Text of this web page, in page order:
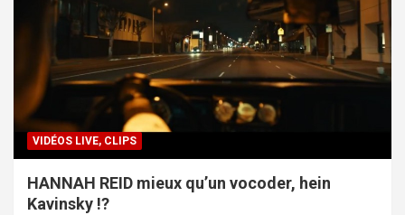
VIDÉOS LIVE, CLIPS
HANNAH REID mieux qu’un vocoder, hein
Kavinsky !?